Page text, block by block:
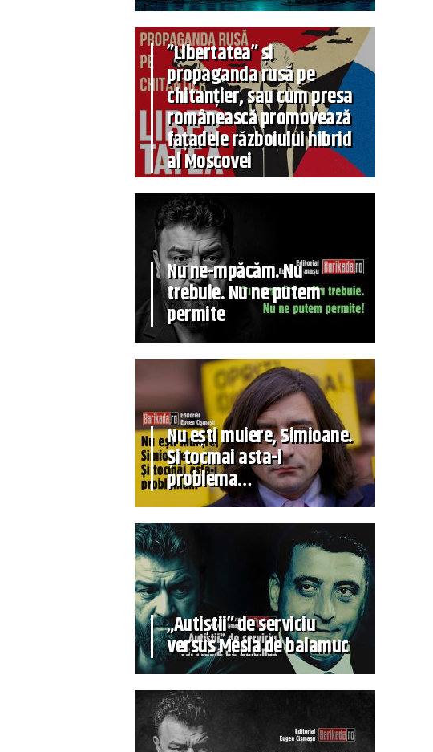
”Libertatea” și
propaganda rusă pe
chitanțier, sau cum presa
românească promovează
fațadele războiului hibrid
al Moscovei
Nu ne-mpăcăm. Nu
trebuie. Nu ne putem
permite
Nu ești muiere, Simioane.
Și tocmai asta-i
problema…
„Autiștii” de serviciu
versus Mesia de balamuc